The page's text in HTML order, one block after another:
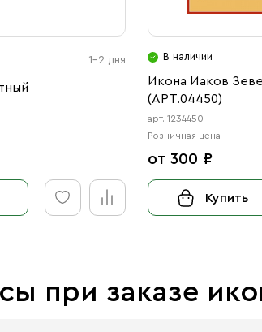
1-2 дня В наличии
Икона Иаков
(АРТ.04450)
арт. 1234450
Розничная цена
от 300 ₽
Купить
при заказе